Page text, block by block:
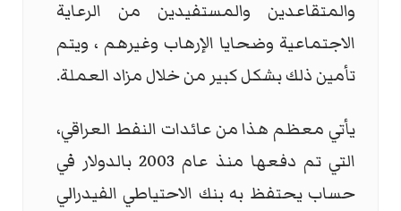
والمتقاعدين والمستفيدين من الرعاية
الاجتماعية وضحايا الإرهاب وغيرهم ، ويتم
تأمين ذلك بشكل كبير من خلال مزاد العملة.
يأتي معظم هذا من عائدات النفط العراقي،
التي تم دفعها منذ عام 2003 بالدولار في
حساب يحتفظ به بنك الاحتياطي الفيدرالي